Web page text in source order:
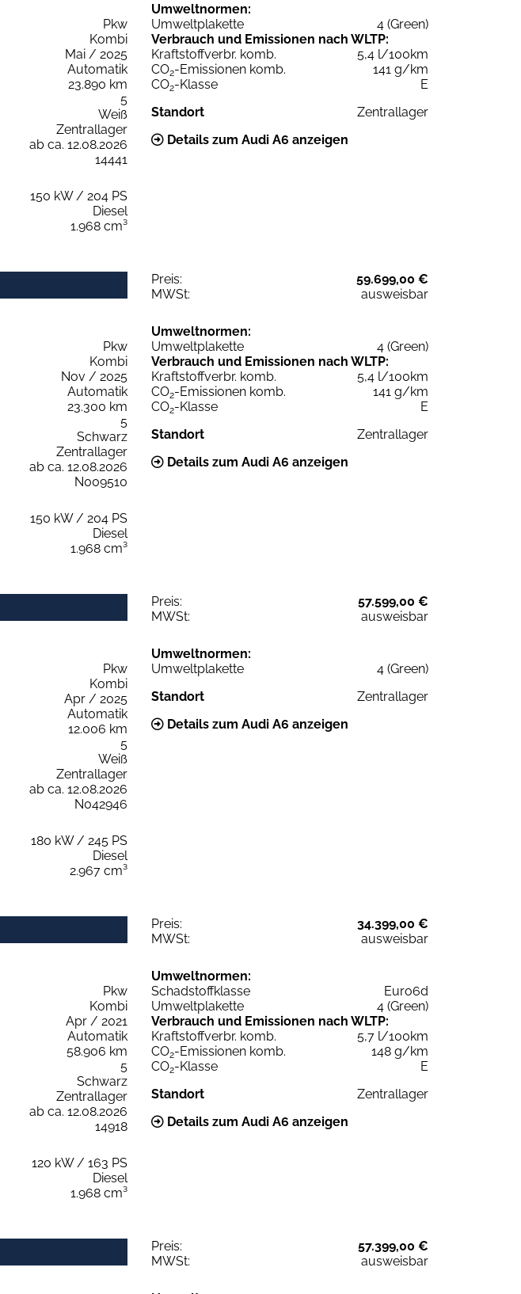
Pkw
Kombi
Mai / 2025
Automatik
23.890 km
5
Weiß
Zentrallager
ab ca. 12.08.2026
14441
150 kW / 204 PS
Diesel
1.968 cm³
Umweltnormen:
Umweltplakette
4 (Green)
Verbrauch und Emissionen nach WLTP:
Kraftstoffverbr. komb.
5,4 l/100km
CO2-Emissionen komb.
141 g/km
CO2-Klasse
E
Standort
Zentrallager
Details zum Audi A6 anzeigen
Preis:
59.699,00 €
MWSt:
ausweisbar
Pkw
Kombi
Nov / 2025
Automatik
23.300 km
5
Schwarz
Zentrallager
ab ca. 12.08.2026
N009510
150 kW / 204 PS
Diesel
1.968 cm³
Umweltnormen:
Umweltplakette
4 (Green)
Verbrauch und Emissionen nach WLTP:
Kraftstoffverbr. komb.
5,4 l/100km
CO2-Emissionen komb.
141 g/km
CO2-Klasse
E
Standort
Zentrallager
Details zum Audi A6 anzeigen
Preis:
57.599,00 €
MWSt:
ausweisbar
Pkw
Kombi
Apr / 2025
Automatik
12.006 km
5
Weiß
Zentrallager
ab ca. 12.08.2026
N042946
180 kW / 245 PS
Diesel
2.967 cm³
Umweltnormen:
Umweltplakette
4 (Green)
Standort
Zentrallager
Details zum Audi A6 anzeigen
Preis:
34.399,00 €
MWSt:
ausweisbar
Pkw
Kombi
Apr / 2021
Automatik
58.906 km
5
Schwarz
Zentrallager
ab ca. 12.08.2026
14918
120 kW / 163 PS
Diesel
1.968 cm³
Umweltnormen:
Schadstoffklasse
Euro6d
Umweltplakette
4 (Green)
Verbrauch und Emissionen nach WLTP:
Kraftstoffverbr. komb.
5,7 l/100km
CO2-Emissionen komb.
148 g/km
CO2-Klasse
E
Standort
Zentrallager
Details zum Audi A6 anzeigen
Preis:
57.399,00 €
MWSt:
ausweisbar